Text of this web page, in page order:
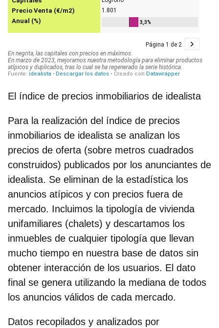
El índice de precios inmobiliarios de idealista
Para la realización del índice de precios
inmobiliarios de idealista se analizan los
precios de oferta (sobre metros cuadrados
construidos) publicados por los anunciantes de
idealista. Se eliminan de la estadística los
anuncios atípicos y con precios fuera de
mercado. Incluimos la tipología de vivienda
unifamiliares (chalets) y descartamos los
inmuebles de cualquier tipología que llevan
mucho tiempo en nuestra base de datos sin
obtener interacción de los usuarios. El dato
final se genera utilizando la mediana de todos
los anuncios válidos de cada mercado.
Datos recopilados y analizados por